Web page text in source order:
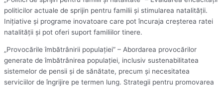
politicilor actuale de sprijin pentru familii și stimularea natalității.
Inițiative și programe inovatoare care pot încuraja creșterea ratei
natalității și pot oferi suport familiilor tinere.
„Provocările îmbătrânirii populației” – Abordarea provocărilor
generate de îmbătrânirea populației, inclusiv sustenabilitatea
sistemelor de pensii și de sănătate, precum și necesitatea
serviciilor de îngrijire pe termen lung. Strategii pentru promovarea